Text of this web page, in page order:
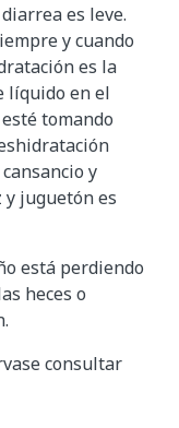
es leve.
y cuando
es la
líquido en el
tomando
y
y juguetón es
está perdiendo
heces o
consultar